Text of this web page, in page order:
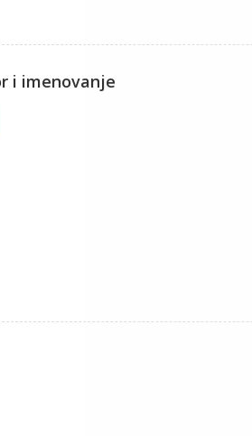
i imenovanje